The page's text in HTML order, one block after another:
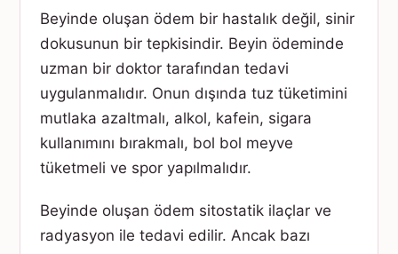
Beyinde oluşan ödem bir hastalık değil, sinir
dokusunun bir tepkisindir. Beyin ödeminde
uzman bir doktor tarafından tedavi
uygulanmalıdır. Onun dışında tuz tüketimini
mutlaka azaltmalı, alkol, kafein, sigara
kullanımını bırakmalı, bol bol meyve
tüketmeli ve spor yapılmalıdır.
Beyinde oluşan ödem sitostatik ilaçlar ve
radyasyon ile tedavi edilir. Ancak bazı